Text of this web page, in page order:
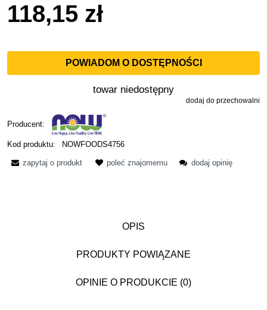
118,15 zł
POWIADOM O DOSTĘPNOŚCI
towar niedostępny
dodaj do przechowalni
Producent:
Kod produktu: NOWFOODS4756
zapytaj o produkt poleć znajomemu dodaj opinię
OPIS
PRODUKTY POWIĄZANE
OPINIE O PRODUKCIE (0)